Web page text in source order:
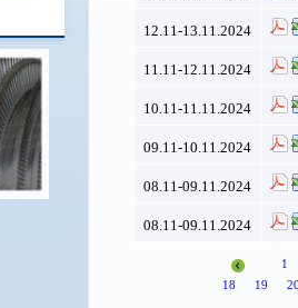
12.11-13.11.2024
11.11-12.11.2024
10.11-11.11.2024
09.11-10.11.2024
08.11-09.11.2024
08.11-09.11.2024
1
18
19